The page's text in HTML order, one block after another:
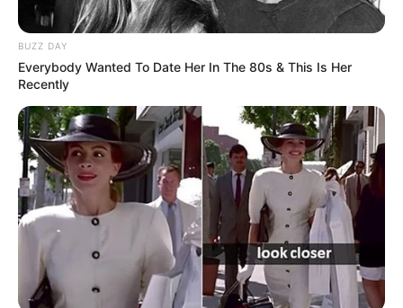
BUZZ DAY
Everybody Wanted To Date Her In The 80s & This Is Her
Recently